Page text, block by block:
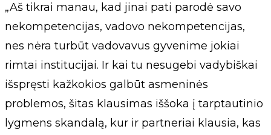
„Aš tikrai manau, kad jinai pati parodė savo
nekompetencijas, vadovo nekompetencijas,
nes nėra turbūt vadovavus gyvenime jokiai
rimtai institucijai. Ir kai tu nesugebi vadybiškai
išspręsti kažkokios galbūt asmeninės
problemos, šitas klausimas iššoka į tarptautinio
lygmens skandalą, kur ir partneriai klausia, kas